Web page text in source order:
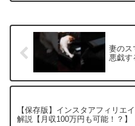
妻のス
悪戯
【保存版】インスタアフィリエ
解説【月収100万円も可能！？】